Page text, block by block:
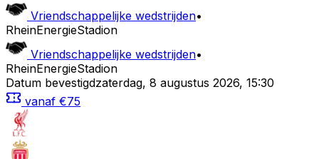
Vriendschappelijke wedstrijden•
RheinEnergieStadion
Vriendschappelijke wedstrijden•
RheinEnergieStadion
Datum bevestigdzaterdag, 8 augustus 2026, 15:30
vanaf €75